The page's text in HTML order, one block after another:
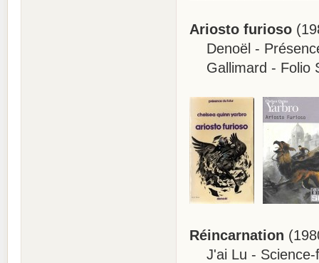
Ariosto furioso
Denoël -
Gallimard - Folio
Réincarnation
J'ai Lu - Science-